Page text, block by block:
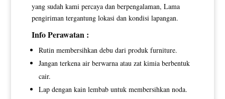
yang sudah kami percaya dan berpengalaman, Lama
pengiriman tergantung lokasi dan kondisi lapangan.
Info Perawatan :
Rutin membersihkan debu dari produk furniture.
Jangan terkena air berwarna atau zat kimia berbentuk
cair.
Lap dengan kain lembab untuk membersihkan noda.